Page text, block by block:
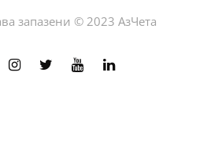
запазени © 2023 АзЧета